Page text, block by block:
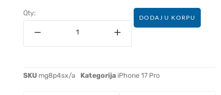
Qty:
DODAJ U KORPU
SKU mg8p4sx/a Kategorija iPhone 17 Pro